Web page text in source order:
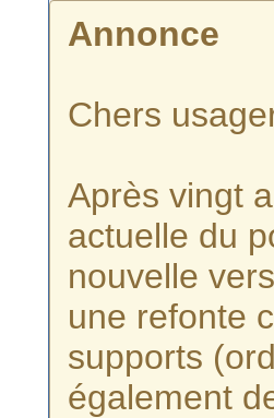
Annonce
Chers
Après vingt
actuelle du
nouvelle
une refonte
supports
également